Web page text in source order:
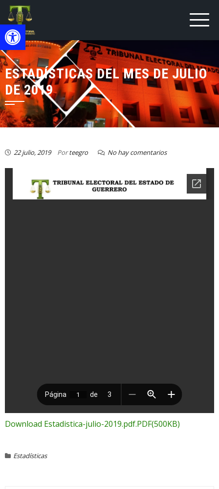
Open toolbar
ESTADÍSTICAS DEL MES DE JULIO
DE 2019
22 julio, 2019 Porteegro No hay comentarios
Download Estadistica-julio-2019.pdf.PDF(500KB)
Estadísticas